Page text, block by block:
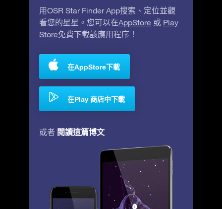
用OSR Star Finder App搜索、定位並觀
看您的星星。您可以在AppStore 或 Play
Store免費下載該應用程序！
在AppStore下載
在Play 商店中下載
或者 閱讀這篇博文